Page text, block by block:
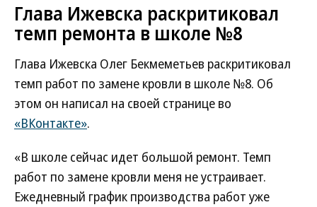
Глава Ижевска раскритиковал
темп ремонта в школе №8
Глава Ижевска Олег Бекмеметьев раскритиковал
темп работ по замене кровли в школе №8. Об
этом он написал на своей странице во
«ВКонтакте».
«В школе сейчас идет большой ремонт. Темп
работ по замене кровли меня не устраивает.
Ежедневный график производства работ уже